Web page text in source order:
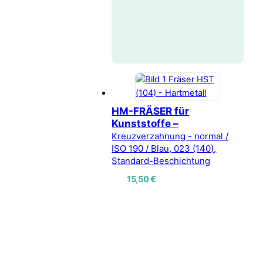
HM-FRÄSER für
Kunststoffe –
Kreuzverzahnung - normal /
ISO 190 / Blau, 023 (140),
Standard-Beschichtung
15,50€